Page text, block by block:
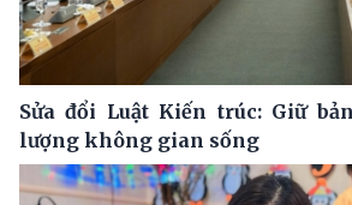
Sửa đổi Luật Kiến trúc: Giữ
lượng không gian sống